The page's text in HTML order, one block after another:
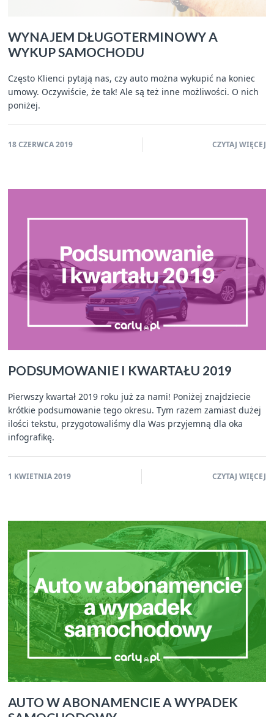
WYNAJEM DŁUGOTERMINOWY A
WYKUP SAMOCHODU
Często Klienci pytają nas, czy auto można wykupić na koniec
umowy. Oczywiście, że tak! Ale są też inne możliwości. O nich
poniżej.
18 CZERWCA 2019 CZYTAJ WIĘCEJ
PODSUMOWANIE I KWARTAŁU 2019
Pierwszy kwartał 2019 roku już za nami! Poniżej znajdziecie
krótkie podsumowanie tego okresu. Tym razem zamiast dużej
ilości tekstu, przygotowaliśmy dla Was przyjemną dla oka
infografikę.
1 KWIETNIA 2019 CZYTAJ WIĘCEJ
AUTO W ABONAMENCIE A WYPADEK